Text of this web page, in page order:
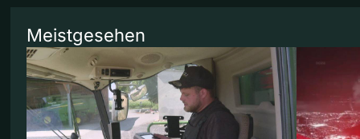
Meistgesehen